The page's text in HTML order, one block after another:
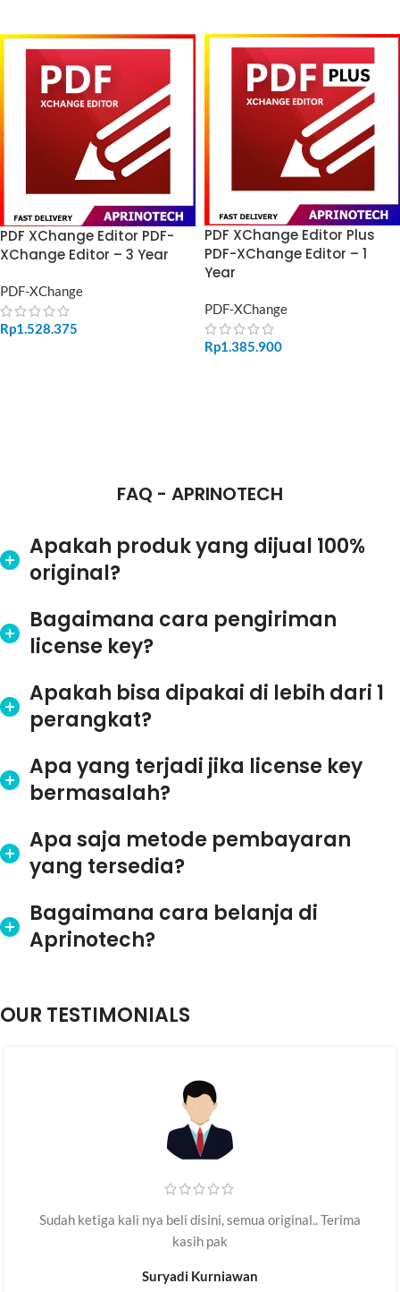
PDF XChange Editor PDF-
XChange Editor – 3 Year
PDF-XChange
Rp1.528.375
PDF XChange Editor Plus
PDF-XChange Editor – 1
Year
PDF-XChange
Rp1.385.900
FAQ - APRINOTECH
Apakah produk yang dijual 100%
original?
Bagaimana cara pengiriman
license key?
Apakah bisa dipakai di lebih dari 1
perangkat?
Apa yang terjadi jika license key
bermasalah?
Apa saja metode pembayaran
yang tersedia?
Bagaimana cara belanja di
Aprinotech?
OUR TESTIMONIALS
Sudah ketiga kali nya beli disini, semua original.. Terima
kasih pak
Suryadi Kurniawan